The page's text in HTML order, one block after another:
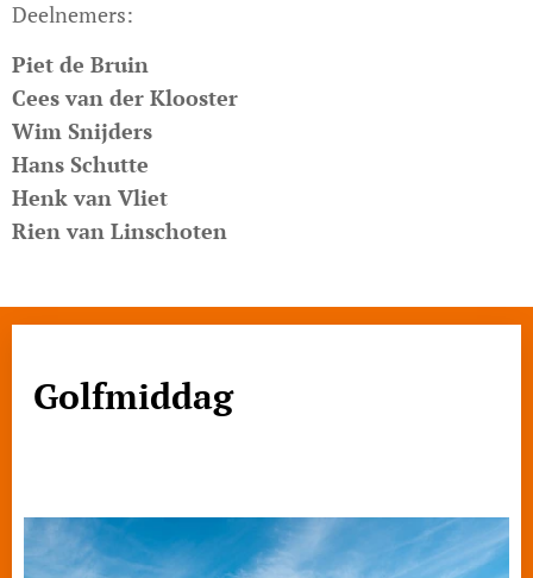
Deelnemers:
Piet de Bruin
Cees van der Klooster
Wim Snijders
Hans Schutte
Henk van Vliet
Rien van Linschoten
Golfmiddag